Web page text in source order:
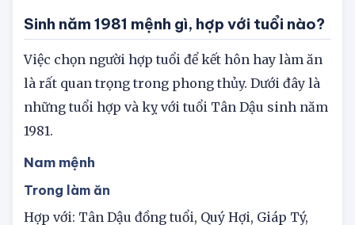
Sinh năm 1981 mệnh gì, hợp với tuổi nào?
Việc chọn người hợp tuổi để kết hôn hay làm ăn
là rất quan trọng trong phong thủy. Dưới đây là
những tuổi hợp và kỵ với tuổi Tân Dậu sinh năm
Nam mệnh
Trong làm ăn